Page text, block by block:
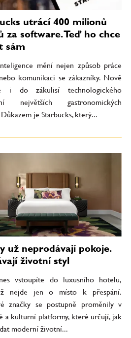
utrácí 400 milionů
za software. Teď ho chce
sám
mění nejen způsob práce
komunikaci se zákazníky. Nově
i do zákulisí technologického
největších gastronomických
je Starbucks, který...
už neprodávají pokoje.
životní styl
vstoupíte do luxusního hotelu,
nejde jen o místo k přespání.
značky se postupně proměnily v
a kulturní platformy, které určují, jak
moderní životní...